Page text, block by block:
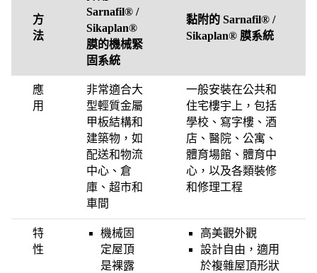
方
法
Sarnafil® /
Sikaplan®
膜的機械緊
固系統
黏附的 Sarnafil® /
Sikaplan® 膜系統
應
用
非常適合大
型輕質金屬
甲板結構和
建築物，如
配送和物流
中心、倉
庫、超市和
車間
一般安裝在公共和
住宅樓宇上，包括
學校、寫字樓、酒
店、醫院、公寓、
體育場館、體育中
心，以及各類裝修
和修理工程
特
性
機械固
定屋頂
是裸露
高美觀外觀
設計自由，適用
於複雜屋頂形狀